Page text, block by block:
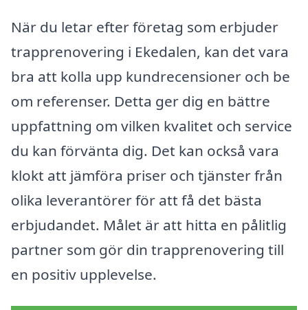
När du letar efter företag som erbjuder
trapprenovering i Ekedalen, kan det vara
bra att kolla upp kundrecensioner och be
om referenser. Detta ger dig en bättre
uppfattning om vilken kvalitet och service
du kan förvänta dig. Det kan också vara
klokt att jämföra priser och tjänster från
olika leverantörer för att få det bästa
erbjudandet. Målet är att hitta en pålitlig
partner som gör din trapprenovering till
en positiv upplevelse.